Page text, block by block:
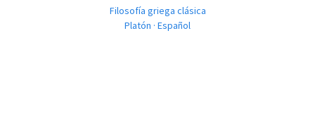
Filosofía griega clásica
Platón · Español